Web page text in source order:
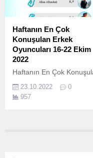
Haftanın En Çok
Konuşulan Erkek
Oyuncuları 16-22 Ekim
2022
Haftanın En Çok
Ekim 2022 Onur Seyit
Halil İbrahim Ceyhan
23.10.2022
0
957